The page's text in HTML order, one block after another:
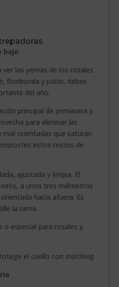
bajo
las yemas de los rosales
floribunda y patio, debes
del año.
principal de primavera y
para eliminar las
mal orientadas que saturan
estos restos de
ajustada y limpia. El
a unos tres milímetros
hacia afuera. Es
la rama.
o especial para rosales y
el cuello con mulching.